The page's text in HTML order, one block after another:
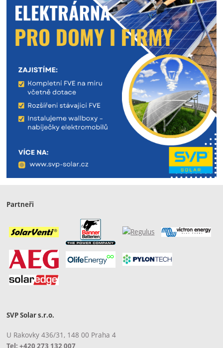
Partneři
SVP Solar s.r.o.
U Rakovky 436/31, 148 00 Praha 4
Tel:+420 273 132 007